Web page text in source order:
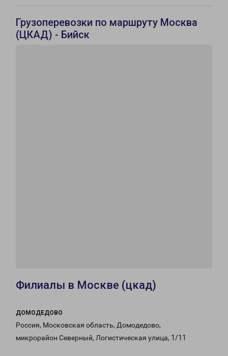
Грузоперевозки по маршруту Москва
(ЦКАД) - Бийск
Филиалы в Москве (цкад)
ДОМОДЕДОВО
Россия, Московская область, Домодедово,
микрорайон Северный, Логистическая улица, 1/11